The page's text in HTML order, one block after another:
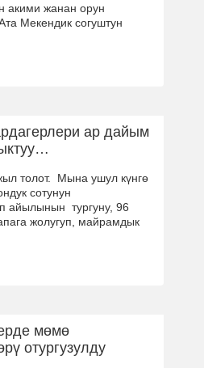
акими жанан орун
Мекендик согуштун
ар дайым
толот. Мына ушул күнгө
сотунун
айылынын тургуну, 96
жолугуп, майрамдык
мөмө
отургузулду